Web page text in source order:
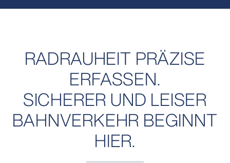
RADRAUHEIT PRÄZISE
ERFASSEN.
SICHERER UND LEISER
BAHNVERKEHR BEGINNT
HIER.